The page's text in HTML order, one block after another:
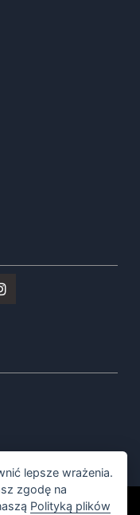
zastrzeżone.
lepsze wrażenia.
zgodę na
Polityką plików